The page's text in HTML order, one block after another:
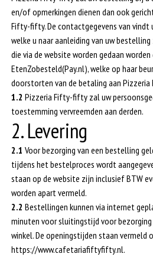
en/of opmerkingen dienen dan ook
Fifty-fifty. De contactgegevens van vindt
welke u naar aanleiding van uw
die via de website worden gedaan worden
EtenZobesteld(Pay.nl), welke op haar
doorstorten van de betaling aan
1.2 Pizzeria Fifty-fifty zal uw
toestemming vervreemden aan derden.
2. Levering
2.1 Voor bezorging van een bestelling
tijdens het bestelproces wordt
staan op de website zijn inclusief BTW
worden apart vermeld.
2.2 Bestellingen kunnen via internet
minuten voor sluitingstijd voor
winkel. De openingstijden staan vermeld
https://www.cafetariafiftyfifty.nl.